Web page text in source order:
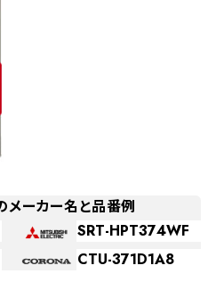
メーカー名と品番例
SRT-HPT374WF
CTU-371D1A8